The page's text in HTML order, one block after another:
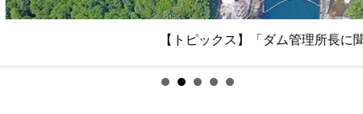
【トピックス】「ダム管理所長に聞く」第9回《岩屋ダム